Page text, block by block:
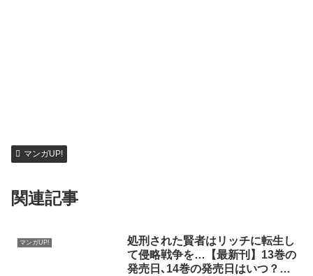
マンガUP!
関連記事
マンガUP!
処刑された賢者はリッチに転生し
て侵略戦争を…【最新刊】13巻の
発売日､14巻の発売日はいつ？完